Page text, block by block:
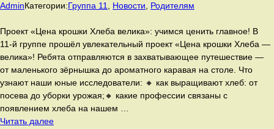
старшей
№
7
в
рамках
реализации
«Программы
просвещения»
прошёл
AdminКатегории:Группа 11 Новости Родителям
Проект «Цена крошки Хлеба велика»: учимся ценить главное! В
11‑й группе прошёл увлекательный проект «Цена крошки Хлеба —
велика»! Ребята отправляются в захватывающее путешествие —
от маленького зёрнышка до ароматного каравая на столе. Что
узнают наши юные исследователи: 🔸 как выращивают хлеб: от
посева до уборки урожая;🔸 какие профессии связаны с
появлением хлеба на нашем …
Читать далееПроект